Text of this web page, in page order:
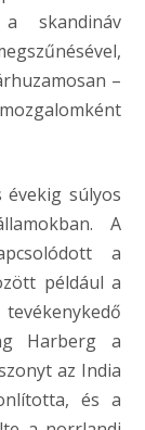
skandináv
–
súlyos
A
a
például a
Harberg a
az India
és a